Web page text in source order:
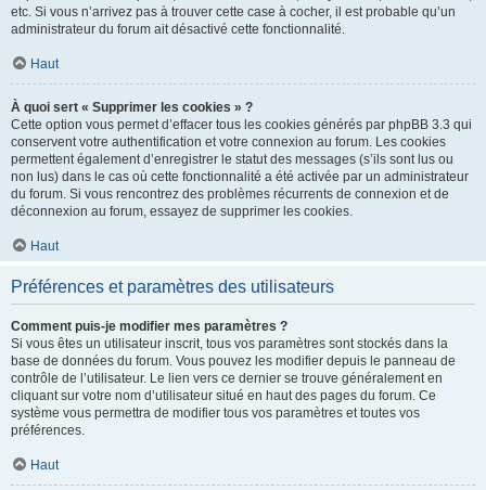
etc. Si vous n’arrivez pas à trouver cette case à cocher, il est probable qu’un
administrateur du forum ait désactivé cette fonctionnalité.
Haut
À quoi sert « Supprimer les cookies » ?
Cette option vous permet d’effacer tous les cookies générés par phpBB 3.3 qui
conservent votre authentification et votre connexion au forum. Les cookies
permettent également d’enregistrer le statut des messages (s’ils sont lus ou
non lus) dans le cas où cette fonctionnalité a été activée par un administrateur
du forum. Si vous rencontrez des problèmes récurrents de connexion et de
déconnexion au forum, essayez de supprimer les cookies.
Haut
Préférences et paramètres des utilisateurs
Comment puis-je modifier mes paramètres ?
Si vous êtes un utilisateur inscrit, tous vos paramètres sont stockés dans la
base de données du forum. Vous pouvez les modifier depuis le panneau de
contrôle de l’utilisateur. Le lien vers ce dernier se trouve généralement en
cliquant sur votre nom d’utilisateur situé en haut des pages du forum. Ce
système vous permettra de modifier tous vos paramètres et toutes vos
préférences.
Haut